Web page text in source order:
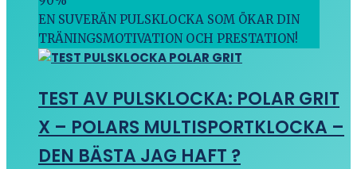
EN SUVERÄN PULSKLOCKA SOM ÖKAR DIN
TRÄNINGSMOTIVATION OCH PRESTATION!
TEST AV PULSKLOCKA: POLAR GRIT
X – POLARS MULTISPORTKLOCKA –
DEN BÄSTA JAG HAFT ?